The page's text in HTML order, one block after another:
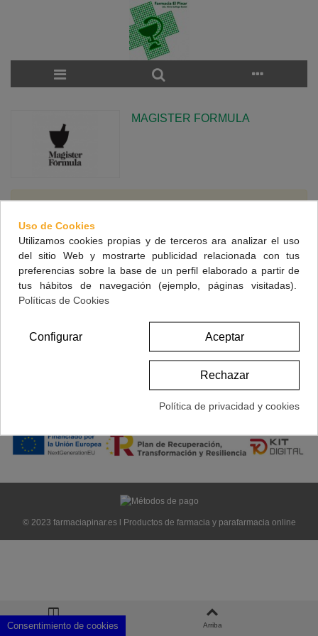
MAGISTER FORMULA
There are no products on the category.
NUESTRA FARMACIA
CONTACTO
© 2023 farmaciapinar.es l Productos de farmacia y parafarmacia online
Columna izquierda Arriba
Uso de Cookies
Utilizamos cookies propias y de terceros ara analizar el uso
del sitio Web y mostrarte publicidad relacionada con tus
preferencias sobre la base de un perfil elaborado a partir de
tus hábitos de navegación (ejemplo, páginas visitadas).
Políticas de Cookies
Aceptar
Rechazar
Configurar
Política de privacidad y cookies
Consentimiento de cookies